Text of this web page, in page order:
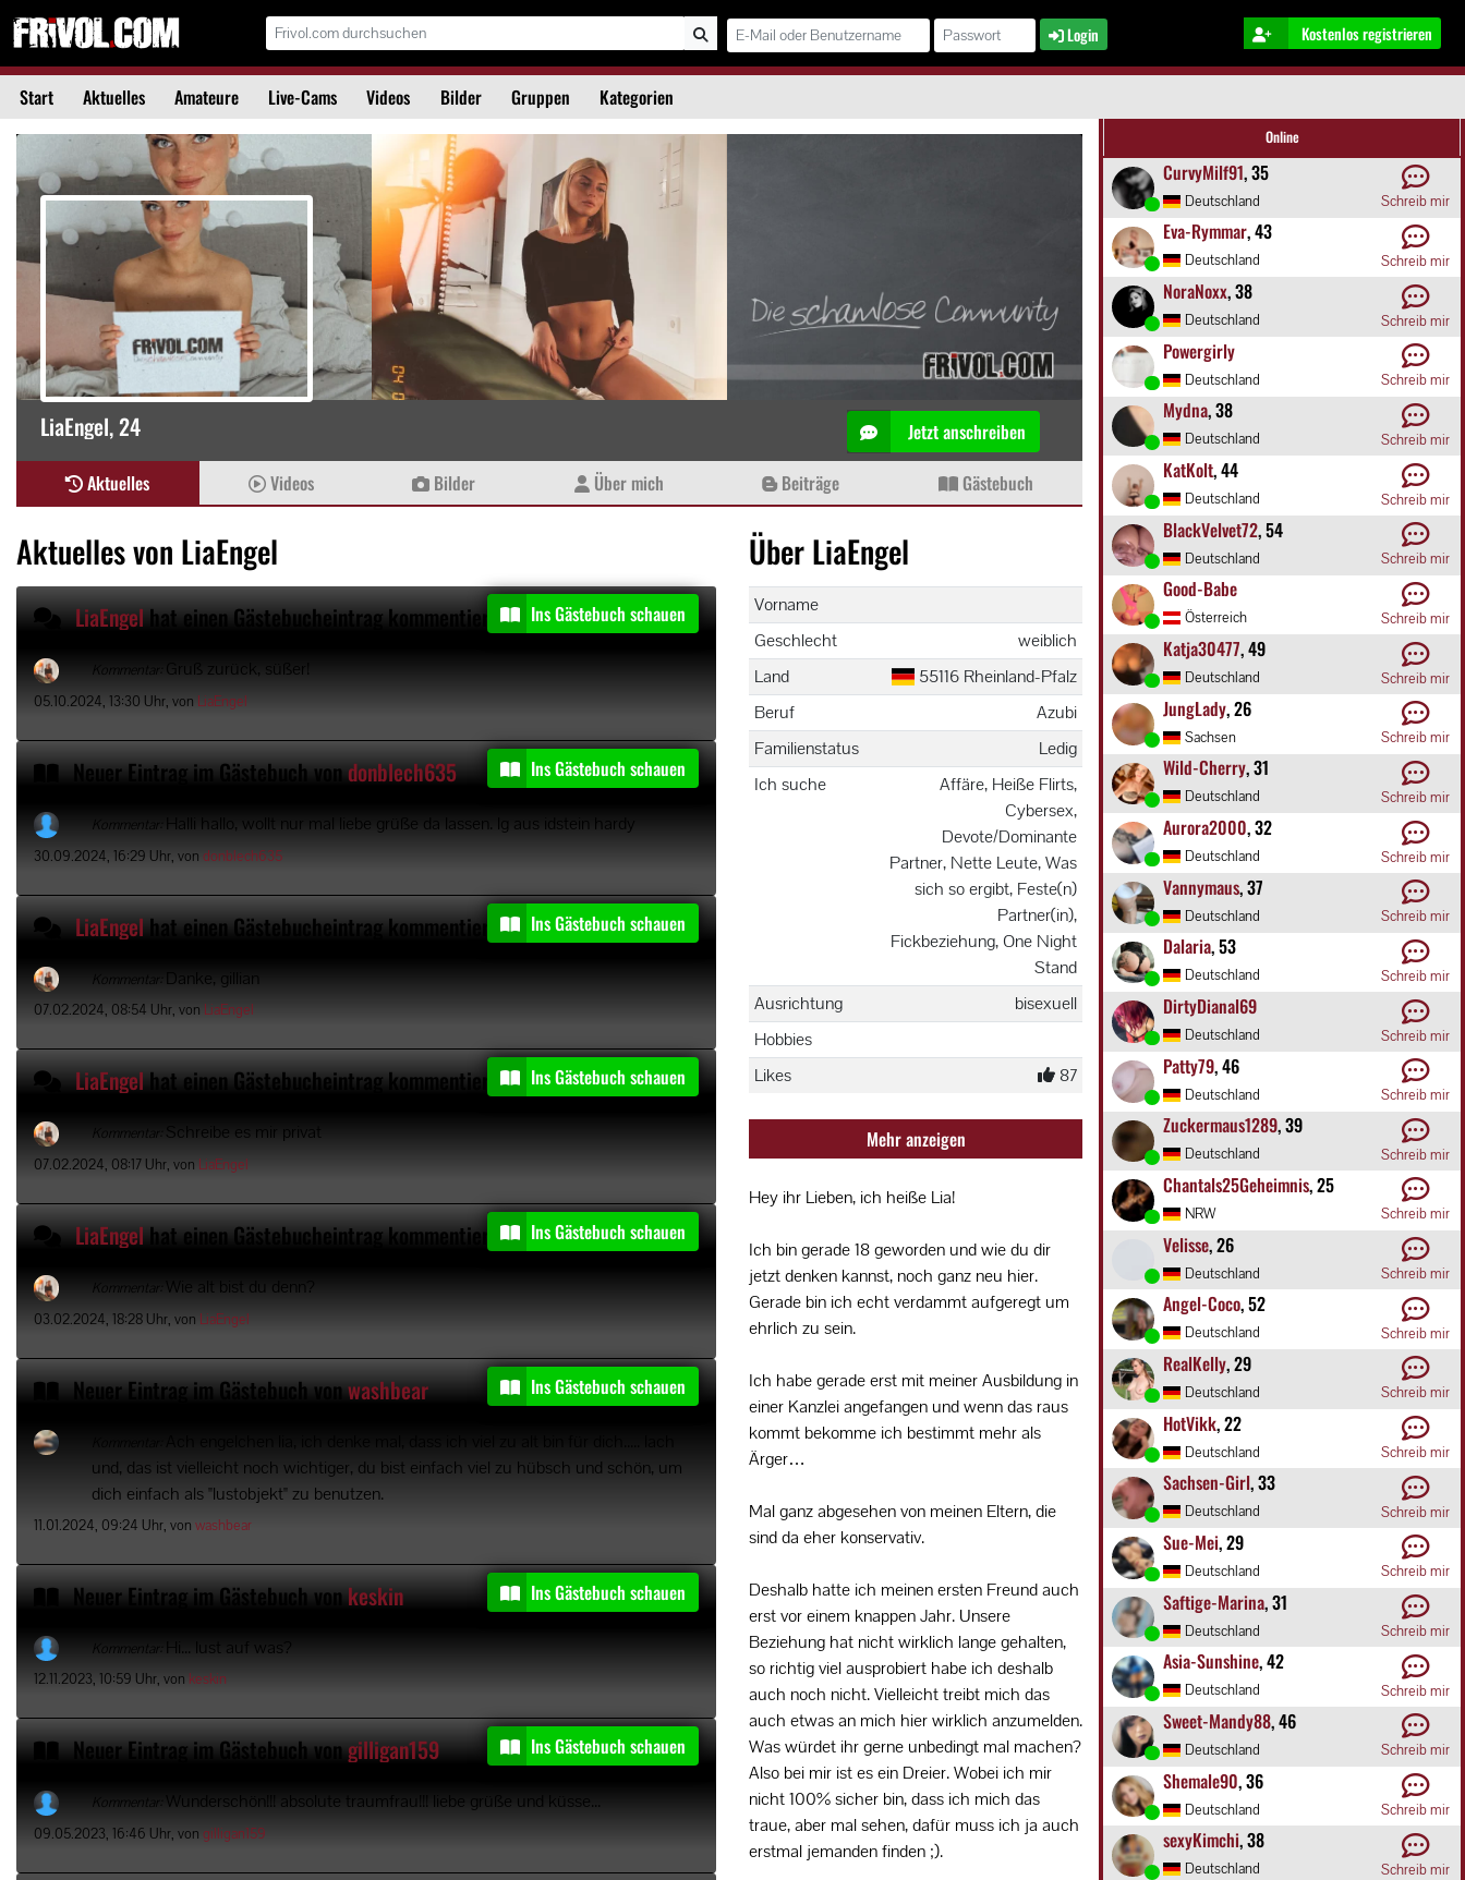
Login Kostenlos registrieren
Start Aktuelles Amateure Live-Cams Videos Bilder Gruppen Kategorien
LiaEngel, 24
Jetzt anschreiben
Aktuelles
Videos Bilder Über mich Beiträge Gästebuch
Aktuelles von LiaEngel
LiaEngelhat einen Gästebucheintrag kommentiert Ins Gästebuch schauen
Kommentar: Gruß zurück, süßer!
05.10.2024, 13:30 Uhr, von LiaEngel
Neuer Eintrag im Gästebuch vondonblech635 Ins Gästebuch schauen
Kommentar: Halli hallo, wollt nur mal liebe grüße da lassen. lg aus idstein hardy
30.09.2024, 16:29 Uhr, von donblech635
LiaEngelhat einen Gästebucheintrag kommentiert Ins Gästebuch schauen
Kommentar: Danke, gillian
07.02.2024, 08:54 Uhr, von LiaEngel
LiaEngelhat einen Gästebucheintrag kommentiert Ins Gästebuch schauen
Kommentar: Schreibe es mir privat
07.02.2024, 08:17 Uhr, von LiaEngel
LiaEngelhat einen Gästebucheintrag kommentiert Ins Gästebuch schauen
Kommentar: Wie alt bist du denn?
03.02.2024, 18:28 Uhr, von LiaEngel
Neuer Eintrag im Gästebuch vonwashbear Ins Gästebuch schauen
und, das ist vielleicht noch wichtiger, du bist einfach viel zu hübsch und schön, um
dich einfach als "lustobjekt" zu benutzen.
11.01.2024, 09:24 Uhr, von washbear
Neuer Eintrag im Gästebuch vonkeskin Ins Gästebuch schauen
Kommentar: Hi... lust auf was?
12.11.2023, 10:59 Uhr, von keskin
Neuer Eintrag im Gästebuch vongilligan159 Ins Gästebuch schauen
Kommentar: Wunderschön!!! absolute traumfrau!!! liebe grüße und küsse...
09.05.2023, 16:46 Uhr, von gilligan159
Über LiaEngel
Vorname
Geschlecht
weiblich
Land
55116 Rheinland-Pfalz
Beruf
Azubi
Familienstatus
Ledig
Ich suche
Affäre, Heiße Flirts,
Cybersex,
Devote/Dominante
Partner, Nette Leute, Was
sich so ergibt, Feste(n)
Partner(in),
Fickbeziehung, One Night
Stand
Ausrichtung
bisexuell
Hobbies
Likes
87
Mehr anzeigen
Hey ihr Lieben, ich heiße Lia!
Ich bin gerade 18 geworden und wie du dir
jetzt denken kannst, noch ganz neu hier.
Gerade bin ich echt verdammt aufgeregt um
ehrlich zu sein.
Ich habe gerade erst mit meiner Ausbildung in
einer Kanzlei angefangen und wenn das raus
kommt bekomme ich bestimmt mehr als
Ärger…
Mal ganz abgesehen von meinen Eltern, die
sind da eher konservativ.
Deshalb hatte ich meinen ersten Freund auch
erst vor einem knappen Jahr. Unsere
Beziehung hat nicht wirklich lange gehalten,
so richtig viel ausprobiert habe ich deshalb
auch noch nicht. Vielleicht treibt mich das
auch etwas an mich hier wirklich anzumelden.
Was würdet ihr gerne unbedingt mal machen?
Also bei mir ist es ein Dreier. Wobei ich mir
nicht 100% sicher bin, dass ich mich das
traue, aber mal sehen, dafür muss ich ja auch
erstmal jemanden finden ;).
Online
CurvyMilf91, 35
Deutschland Schreib mir
Eva-Rymmar, 43
Deutschland Schreib mir
NoraNoxx, 38
Deutschland Schreib mir
Powergirly
Deutschland Schreib mir
Mydna, 38
Deutschland Schreib mir
KatKolt, 44
Deutschland Schreib mir
BlackVelvet72, 54
Deutschland Schreib mir
Good-Babe
Österreich Schreib mir
Katja30477, 49
Deutschland Schreib mir
JungLady, 26
Sachsen Schreib mir
Wild-Cherry, 31
Deutschland Schreib mir
Aurora2000, 32
Deutschland Schreib mir
Vannymaus, 37
Deutschland Schreib mir
Dalaria, 53
Deutschland Schreib mir
DirtyDianal69
Deutschland Schreib mir
Patty79, 46
Deutschland Schreib mir
Zuckermaus1289, 39
Deutschland Schreib mir
Chantals25Geheimnis, 25
NRW Schreib mir
Velisse, 26
Deutschland Schreib mir
Angel-Coco, 52
Deutschland Schreib mir
RealKelly, 29
Deutschland Schreib mir
HotVikk, 22
Deutschland Schreib mir
Sachsen-Girl, 33
Deutschland Schreib mir
Sue-Mei, 29
Deutschland Schreib mir
Saftige-Marina, 31
Deutschland Schreib mir
Asia-Sunshine, 42
Deutschland Schreib mir
Sweet-Mandy88, 46
Deutschland Schreib mir
Shemale90, 36
Deutschland Schreib mir
sexyKimchi, 38
Deutschland Schreib mir